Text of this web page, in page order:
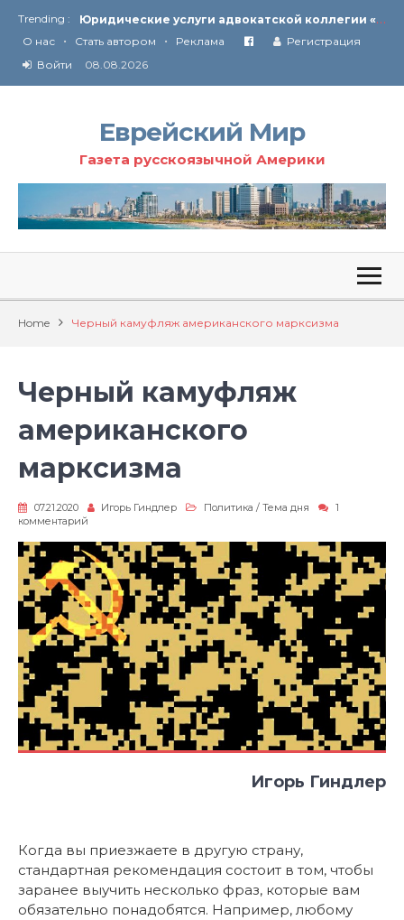
Trending :
От Ирана до Ливана и Газы
О нас
• Стать автором • Реклама
Регистрация
Войти
08.08.2026
Еврейский Мир
Газета русскоязычной Америки
Home Черный камуфляж американского марксизма
Черный камуфляж
американского
марксизма
07.21.2020 Игорь Гиндлер Политика / Тема дня
1
комментарий
Черный
камуфляж
американского
марксизма
Игорь Гиндлер
Когда вы приезжаете в другую страну,
стандартная рекомендация состоит в том, чтобы
заранее выучить несколько фраз, которые вам
обязательно понадобятся. Например, любому